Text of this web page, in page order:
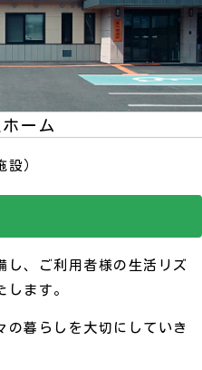
ーム
）
し、ご利用者様の生活リズ
ます。
の暮らしを大切にしていき